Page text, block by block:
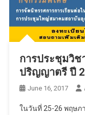
การประชุมวิช
ปริญญาตรี ปี
June 16, 2017
ในวันที่ 25-26 พฤษภ